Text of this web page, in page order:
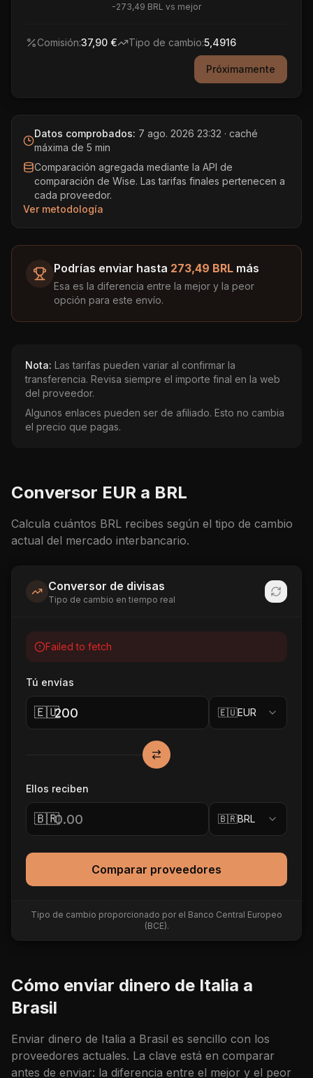
-273,49 BRL vs mejor
Comisión:37,90 € Tipo de cambio:5,4916
Próximamente
Datos comprobados: 7 ago. 2026 23:32 · caché
máxima de 5 min
Comparación agregada mediante la API de
comparación de Wise. Las tarifas finales pertenecen a
cada proveedor.
Ver metodología
Podrías enviar hasta 273,49 BRL más
Esa es la diferencia entre la mejor y la peor
opción para este envío.
Nota: Las tarifas pueden variar al confirmar la
transferencia. Revisa siempre el importe final en la web
del proveedor.
Algunos enlaces pueden ser de afiliado. Esto no cambia
el precio que pagas.
Conversor EUR a BRL
Calcula cuántos BRL recibes según el tipo de cambio
actual del mercado interbancario.
Conversor de divisas
Tipo de cambio en tiempo real
Failed to fetch
Tú envías
🇪🇺 🇪🇺EUR
Ellos reciben
🇧🇷 🇧🇷BRL
Comparar proveedores
Tipo de cambio proporcionado por el Banco Central Europeo
(BCE).
Cómo enviar dinero de Italia a
Brasil
Enviar dinero de Italia a Brasil es sencillo con los
proveedores actuales. La clave está en comparar
antes de enviar: la diferencia entre el mejor y el peor